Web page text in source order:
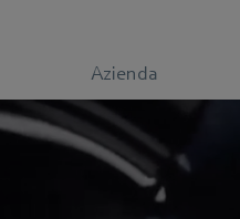
Azienda